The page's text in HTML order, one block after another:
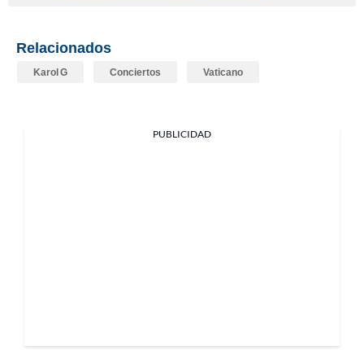
Relacionados
Karol G Conciertos Vaticano
PUBLICIDAD